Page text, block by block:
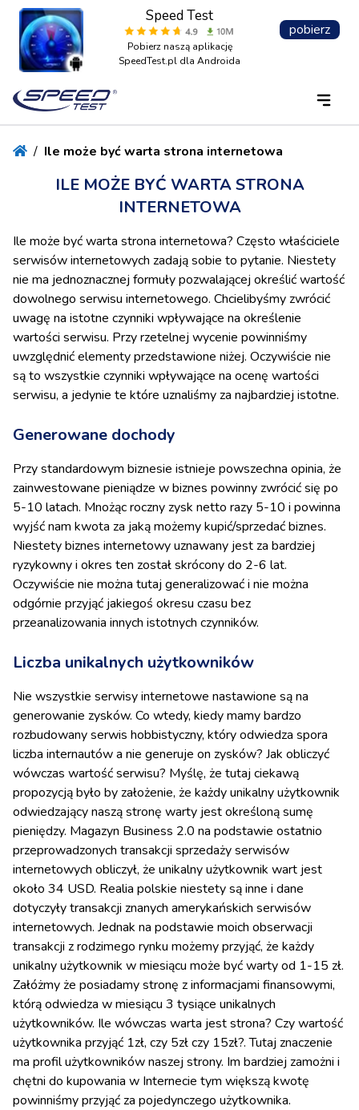
Speed Test
Pobierz naszą aplikację
SpeedTest.pl dla Androida
pobierz
/ Ile może być warta strona internetowa
ILE MOŻE BYĆ WARTA STRONA
INTERNETOWA
Ile może być warta strona internetowa? Często właściciele
serwisów internetowych zadają sobie to pytanie. Niestety
nie ma jednoznacznej formuły pozwalającej określić wartość
dowolnego serwisu internetowego. Chcielibyśmy zwrócić
uwagę na istotne czynniki wpływające na określenie
wartości serwisu. Przy rzetelnej wycenie powinniśmy
uwzględnić elementy przedstawione niżej. Oczywiście nie
są to wszystkie czynniki wpływające na ocenę wartości
serwisu, a jedynie te które uznaliśmy za najbardziej istotne.
Generowane dochody
Przy standardowym biznesie istnieje powszechna opinia, że
zainwestowane pieniądze w biznes powinny zwrócić się po
5-10 latach. Mnożąc roczny zysk netto razy 5-10 i powinna
wyjść nam kwota za jaką możemy kupić/sprzedać biznes.
Niestety biznes internetowy uznawany jest za bardziej
ryzykowny i okres ten został skrócony do 2-6 lat.
Oczywiście nie można tutaj generalizować i nie można
odgórnie przyjąć jakiegoś okresu czasu bez
przeanalizowania innych istotnych czynników.
Liczba unikalnych użytkowników
Nie wszystkie serwisy internetowe nastawione są na
generowanie zysków. Co wtedy, kiedy mamy bardzo
rozbudowany serwis hobbistyczny, który odwiedza spora
liczba internautów a nie generuje on zysków? Jak obliczyć
wówczas wartość serwisu? Myślę, że tutaj ciekawą
propozycją było by założenie, że każdy unikalny użytkownik
odwiedzający naszą stronę warty jest określoną sumę
pieniędzy. Magazyn Business 2.0 na podstawie ostatnio
przeprowadzonych transakcji sprzedaży serwisów
internetowych obliczył, że unikalny użytkownik wart jest
około 34 USD. Realia polskie niestety są inne i dane
dotyczyły transakcji znanych amerykańskich serwisów
internetowych. Jednak na podstawie moich obserwacji
transakcji z rodzimego rynku możemy przyjąć, że każdy
unikalny użytkownik w miesiącu może być warty od 1-15 zł.
Załóżmy że posiadamy stronę z informacjami finansowymi,
którą odwiedza w miesiącu 3 tysiące unikalnych
użytkowników. Ile wówczas warta jest strona? Czy wartość
użytkownika przyjąć 1zł, czy 5zł czy 15zł?. Tutaj znaczenie
ma profil użytkowników naszej strony. Im bardziej zamożni i
chętni do kupowania w Internecie tym większą kwotę
powinniśmy przyjąć za pojedynczego użytkownika.